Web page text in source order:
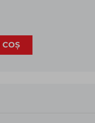
se sting automat pentru o